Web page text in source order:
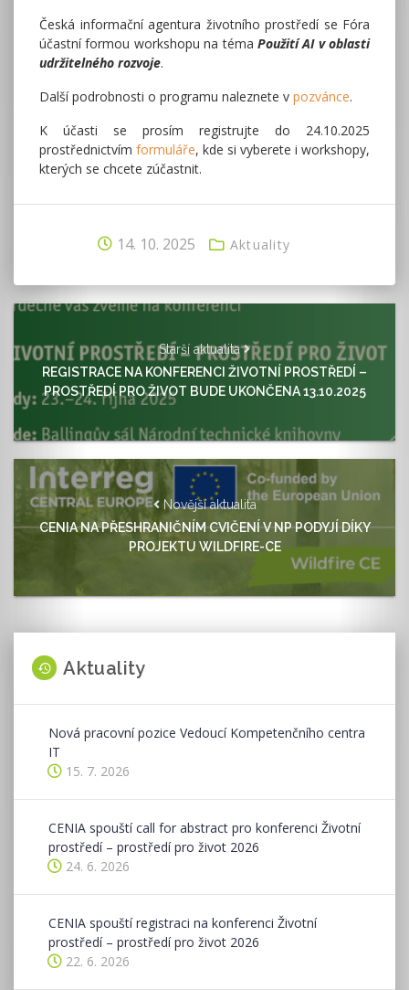
Česká informační agentura životního prostředí se Fóra
účastní formou workshopu na téma Použití AI v oblasti
udržitelného rozvoje.
Další podrobnosti o programu naleznete v pozvánce.
K účasti se prosím registrujte do 24.10.2025
prostřednictvím formuláře, kde si vyberete i workshopy,
kterých se chcete zúčastnit.
14. 10. 2025 Aktuality
Starší aktualita
REGISTRACE NA KONFERENCI ŽIVOTNÍ PROSTŘEDÍ –
PROSTŘEDÍ PRO ŽIVOT BUDE UKONČENA 13.10.2025
Novější aktualita
CENIA NA PŘESHRANIČNÍM CVIČENÍ V NP PODYJÍ DÍKY
PROJEKTU WILDFIRE-CE
Aktuality
Nová pracovní pozice Vedoucí Kompetenčního centra
IT
15. 7. 2026
CENIA spouští call for abstract pro konferenci Životní
prostředí – prostředí pro život 2026
24. 6. 2026
CENIA spouští registraci na konferenci Životní
prostředí – prostředí pro život 2026
22. 6. 2026